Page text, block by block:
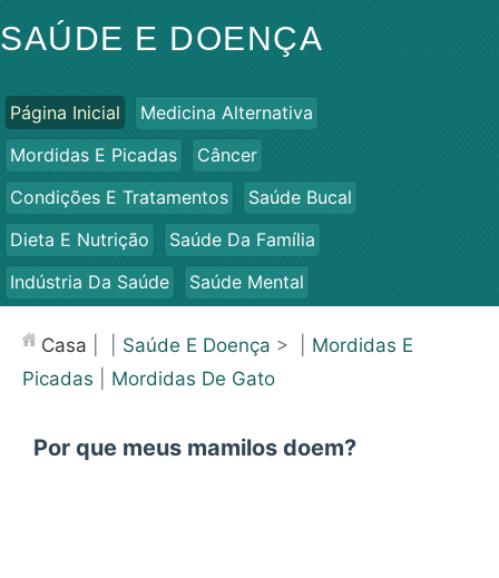
SAÚDE E DOENÇA
Página Inicial
Medicina Alternativa
Mordidas E Picadas
Câncer
Condições E Tratamentos
Saúde Bucal
Dieta E Nutrição
Saúde Da Família
Indústria Da Saúde
Saúde Mental
Saúde
Casa Saúde E Doença > | Mordidas E
Picadas
Mordidas De Gato
Por que meus mamilos doem?